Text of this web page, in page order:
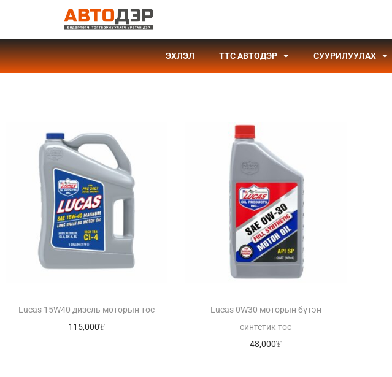
ЭХЛЭЛ TTC АВТОДЭР СУУРИЛУУЛАХ
Lucas 15W40 дизель моторын тос
115,000₮
Lucas 0W30 моторын бүтэн
синтетик тос
48,000₮